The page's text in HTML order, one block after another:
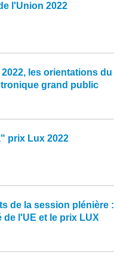
l'Union 2022
les orientations du
grand public
prix Lux 2022
de la session plénière :
de l'UE et le prix LUX